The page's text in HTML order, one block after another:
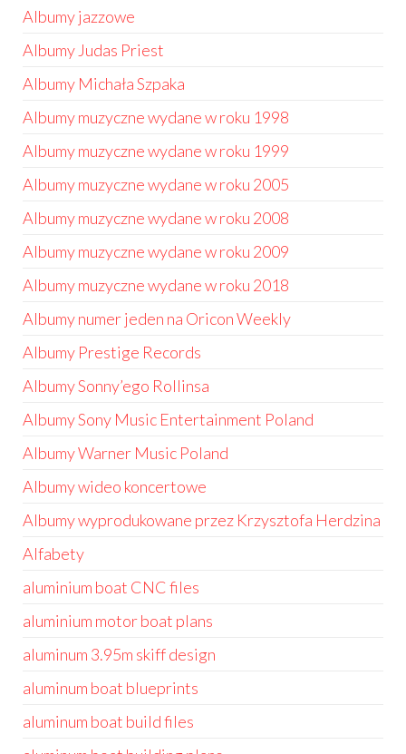
Albumy jazzowe
Albumy Judas Priest
Albumy Michała Szpaka
Albumy muzyczne wydane w roku 1998
Albumy muzyczne wydane w roku 1999
Albumy muzyczne wydane w roku 2005
Albumy muzyczne wydane w roku 2008
Albumy muzyczne wydane w roku 2009
Albumy muzyczne wydane w roku 2018
Albumy numer jeden na Oricon Weekly
Albumy Prestige Records
Albumy Sonny’ego Rollinsa
Albumy Sony Music Entertainment Poland
Albumy Warner Music Poland
Albumy wideo koncertowe
Albumy wyprodukowane przez Krzysztofa Herdzina
Alfabety
aluminium boat CNC files
aluminium motor boat plans
aluminum 3.95m skiff design
aluminum boat blueprints
aluminum boat build files